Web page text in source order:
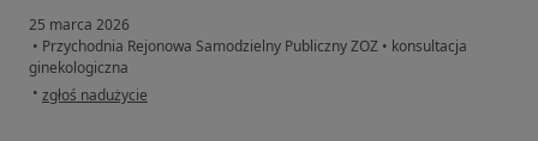
25 marca 2026
• Przychodnia Rejonowa Samodzielny Publiczny ZOZ • konsultacja
ginekologiczna
• w opinii użytkownika Karolina
zgłoś nadużycie